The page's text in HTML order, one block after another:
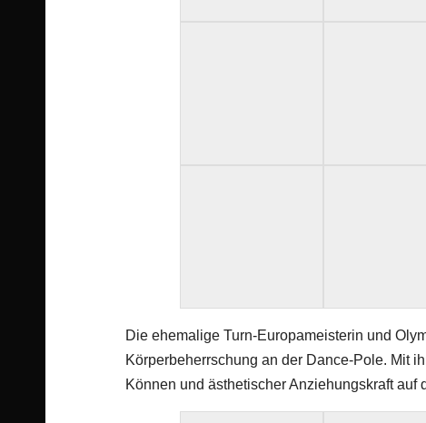
Die ehemalige Turn-Europameisterin und
Körperbeherrschung an der Dance-Pole. Mit
Können und ästhetischer Anziehungskraft auf